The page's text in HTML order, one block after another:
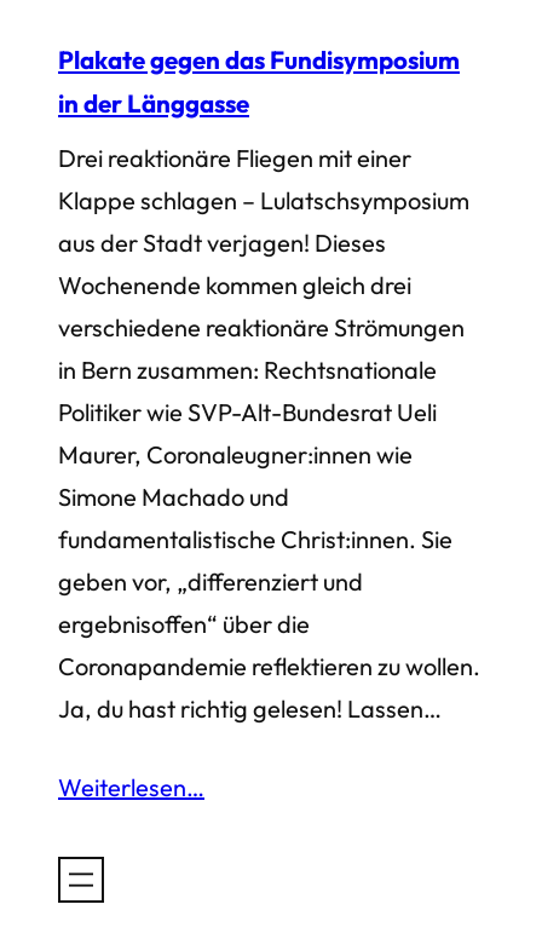
Plakate gegen das Fundisymposium
in der Länggasse
Drei reaktionäre Fliegen mit einer
Klappe schlagen – Lulatschsymposium
aus der Stadt verjagen! Dieses
Wochenende kommen gleich drei
verschiedene reaktionäre Strömungen
in Bern zusammen: Rechtsnationale
Politiker wie SVP-Alt-Bundesrat Ueli
Maurer, Coronaleugner:innen wie
Simone Machado und
fundamentalistische Christ:innen. Sie
geben vor, „differenziert und
ergebnisoffen“ über die
Coronapandemie reflektieren zu wollen.
Ja, du hast richtig gelesen! Lassen…
Weiterlesen…